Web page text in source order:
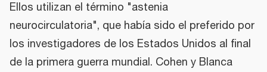
Ellos utilizan el término "astenia
neurocirculatoria", que había sido el preferido por
los investigadores de los Estados Unidos al final
de la primera guerra mundial. Cohen y Blanca